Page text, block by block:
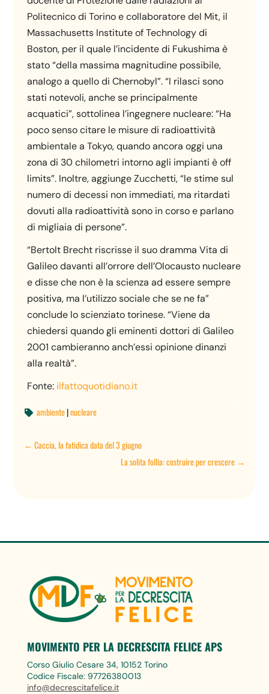
Politecnico di Torino e collaboratore del Mit, il
Massachusetts Institute of Technology di
Boston, per il quale l’incidente di Fukushima è
stato “della massima magnitudine possibile,
analogo a quello di Chernobyl”. “I rilasci sono
stati notevoli, anche se principalmente
acquatici”, sottolinea l’ingegnere nucleare: “Ha
poco senso citare le misure di radioattività
ambientale a Tokyo, quando ancora oggi una
zona di 30 chilometri intorno agli impianti è off
limits”. Inoltre, aggiunge Zucchetti, “le stime sul
numero di decessi non immediati, ma ritardati
dovuti alla radioattività sono in corso e parlano
di migliaia di persone”.
“Bertolt Brecht riscrisse il suo dramma Vita di
Galileo davanti all’orrore dell’Olocausto nucleare
e disse che non è la scienza ad essere sempre
positiva, ma l’utilizzo sociale che se ne fa”
conclude lo scienziato torinese. “Viene da
chiedersi quando gli eminenti dottori di Galileo
2001 cambieranno anch’essi opinione dinanzi
alla realtà”.
Fonte: ilfattoquotidiano.it
 ambiente|nucleare
←Caccia, la fatidica data del 3 giugno
La solita follia: costruire per crescere→
MOVIMENTO PER LA DECRESCITA FELICE APS
Corso Giulio Cesare 34, 10152 Torino
Codice Fiscale: 97726380013
info@decrescitafelice.it